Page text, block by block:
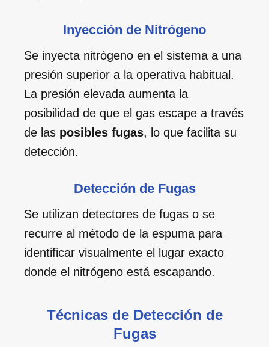
Inyección de Nitrógeno
Se inyecta nitrógeno en el sistema a una
presión superior a la operativa habitual.
La presión elevada aumenta la
posibilidad de que el gas escape a través
de las posibles fugas, lo que facilita su
detección.
Detección de Fugas
Se utilizan detectores de fugas o se
recurre al método de la espuma para
identificar visualmente el lugar exacto
donde el nitrógeno está escapando.
Técnicas de Detección de
Fugas